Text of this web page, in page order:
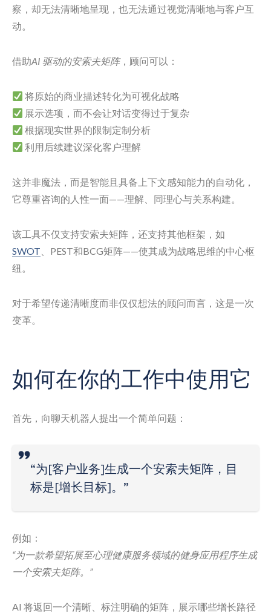
察，却无法清晰地呈现，也无法通过视觉清晰地与客户互
动。
借助AI 驱动的安索夫矩阵，顾问可以：
将原始的商业描述转化为可视化战略
展示选项，而不会让对话变得过于复杂
根据现实世界的限制定制分析
利用后续建议深化客户理解
这并非魔法，而是智能且具备上下文感知能力的自动化，
它尊重咨询的人性一面——理解、同理心与关系构建。
该工具不仅支持安索夫矩阵，还支持其他框架，如
SWOT 、PEST和BCG矩阵——使其成为战略思维的中心枢
纽。
对于希望传递清晰度而非仅仅想法的顾问而言，这是一次
变革。
如何在你的工作中使用它
首先，向聊天机器人提出一个简单问题：
“为[客户业务]生成一个安索夫矩阵，目
标是[增长目标]。”
例如：
“为一款希望拓展至心理健康服务领域的健身应用程序生成
一个安索夫矩阵。”
AI 将返回一个清晰、标注明确的矩阵，展示哪些增长路径